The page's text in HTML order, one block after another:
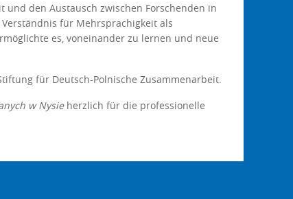
und den Austausch zwischen Forschenden in
für Mehrsprachigkeit als
es, voneinander zu lernen und neue
für Deutsch-Polnische Zusammenarbeit.
w Nysieherzlich für die professionelle